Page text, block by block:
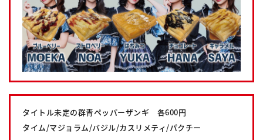
タイトル未定の群青ペッパーザンギ 各600円
タイム/マジョラム/バジル/カスリメティ/パクチー